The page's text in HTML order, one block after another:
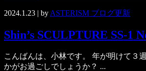
2024.1.23 | by ASTERISM ブログ更新
Shin’s SCULPTURE SS-1
こんばんは、小林です。 年が明けて３
かがお過ごしでしょうか？ ...